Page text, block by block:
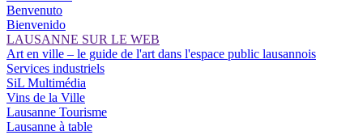
Benvenuto
Bienvenido
LAUSANNE SUR LE WEB
Art en ville – le guide de l'art dans l'espace public lausannois
Services industriels
SiL Multimédia
Vins de la Ville
Lausanne Tourisme
Lausanne à table